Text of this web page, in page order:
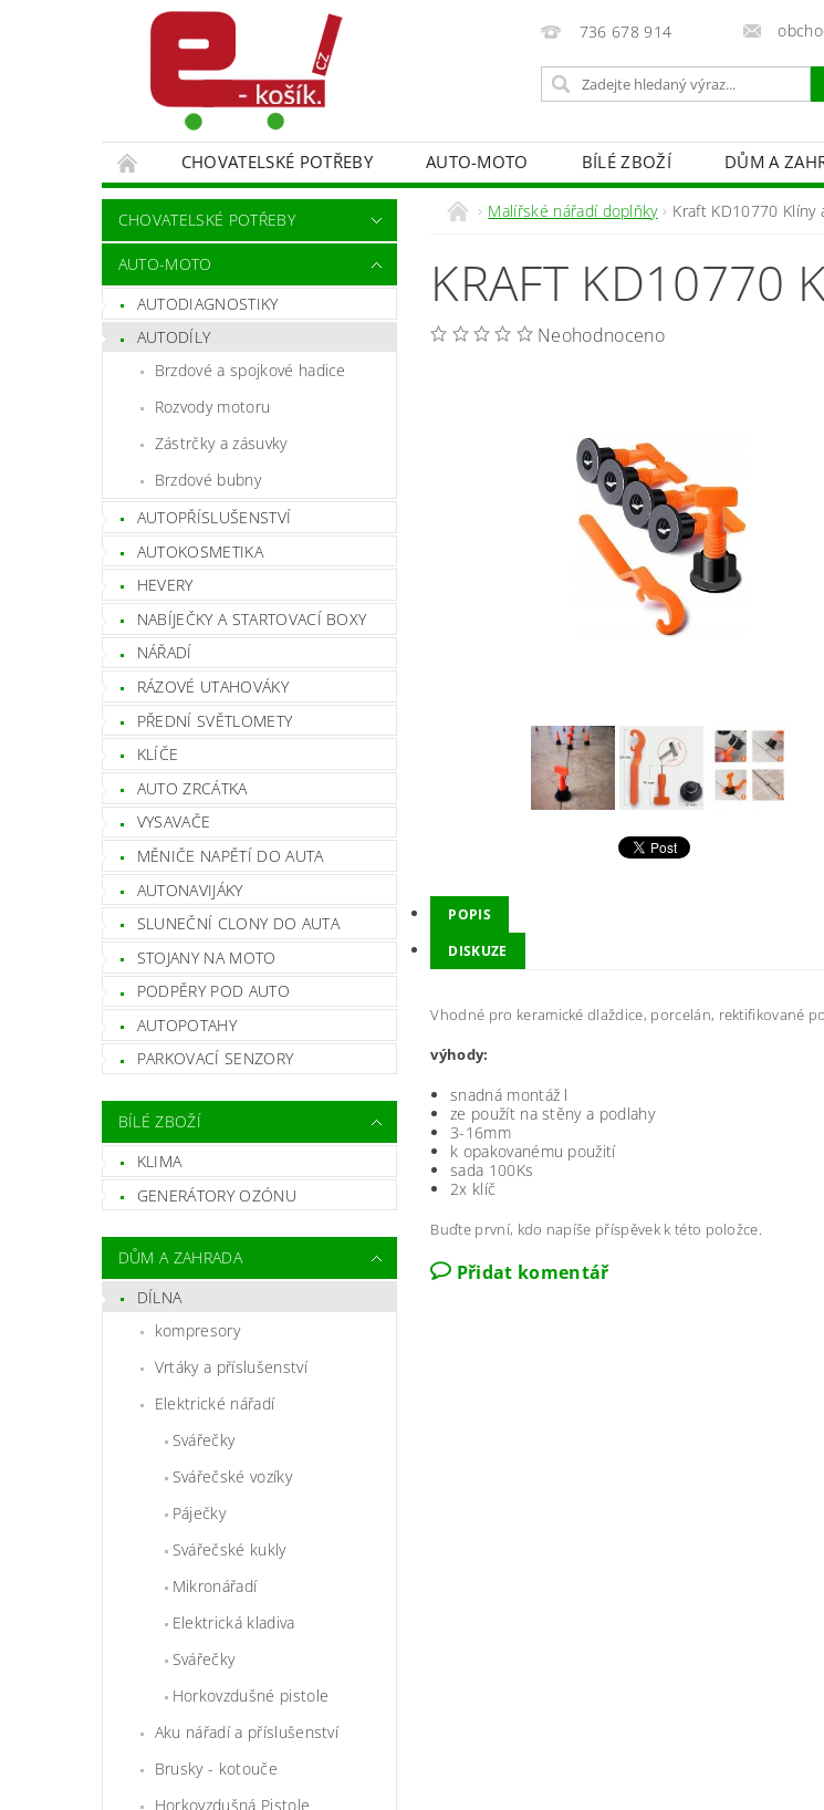
736 678 914
CHOVATELSKÉ POTŘEBY AUTO-MOTO BÍLÉ ZBOŽÍ DŮM A
MALÍŘSKÉ NÁŘADÍ DOPLŇKY
MONITOROVACÍ TECHNIKA A ALARMY
SPORT A TURISTIKA
DĚTSKÉ ZBOŽÍ
CHOVATELSKÉ POTŘEBY
AUTO-MOTO
AUTODIAGNOSTIKY
AUTODÍLY
Brzdové a spojkové hadice
Rozvody motoru
Zástrčky a zásuvky
Brzdové bubny
AUTOPŘÍSLUŠENSTVÍ
AUTOKOSMETIKA
HEVERY
NABÍJEČKY A STARTOVACÍ BOXY
NÁŘADÍ
RÁZOVÉ UTAHOVÁKY
PŘEDNÍ SVĚTLOMETY
KLÍČE
AUTO ZRCÁTKA
VYSAVAČE
MĚNIČE NAPĚTÍ DO AUTA
AUTONAVIJÁKY
SLUNEČNÍ CLONY DO AUTA
STOJANY NA MOTO
PODPĚRY POD AUTO
AUTOPOTAHY
PARKOVACÍ SENZORY
BÍLÉ ZBOŽÍ
KLIMA
GENERÁTORY OZÓNU
DŮM A ZAHRADA
DÍLNA
kompresory
Vrtáky a příslušenství
Elektrické nářadí
Svářečky
Svářečské vozíky
Páječky
Svářečské kukly
Mikronářadí
Elektrická kladiva
Svářečky
Horkovzdušné pistole
Aku nářadí a příslušenství
Brusky - kotouče
Horkovzdušná Pistole
Malířské nářadí doplňky Kraft KD10770 Klíny
KRAFT KD10770
Neohodnoceno
POPIS
DISKUZE
Vhodné pro keramické dlaždice, porcelán, rektifikované
výhody:
snadná montáž l
ze použít na stěny a podlahy
3-16mm
k opakovanému použití
sada 100Ks
2x klíč
Buďte první, kdo napíše příspěvek k této položce.
Přidat komentář